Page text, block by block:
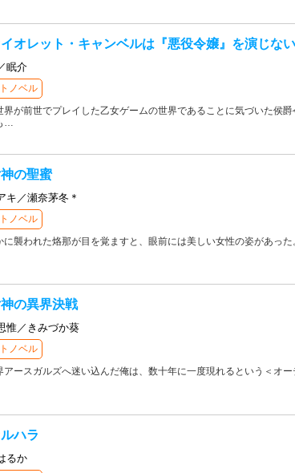
オレット・キャンベルは『悪役令嬢』を演じない
眠介
ノベル
界が前世でプレイした乙女ゲームの世界であることに気づいた侯爵
…
の聖蜜
キ／瀬奈茅冬＊
ノベル
に襲われた烙那が目を覚ますと、眼前には美しい女性の姿があっ
の異界決戦
惟／きみづか葵
ノベル
アースガルズへ迷い込んだ俺は、数十年に一度現れるという＜オ
ハラ
るか